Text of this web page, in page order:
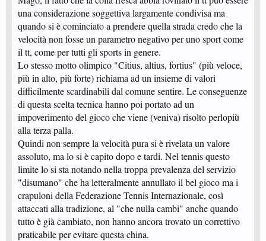
una considerazione soggettiva largamente condivisa ma
quando si è cominciato a prendere quella strada credo che la
velocità non fosse un parametro negativo per uno sport come
il tt, come per tutti gli sports in genere.
Lo stesso motto olimpico "Citius, altius, fortius" (più veloce,
più in alto, più forte) richiama ad un insieme di valori
difficilmente scardinabili dal comune sentire. Le conseguenze
di questa scelta tecnica hanno poi portato ad un
impoverimento del gioco che viene (veniva) risolto perlopiù
alla terza palla.
Quindi non sempre la velocità pura si è rivelata un valore
assoluto, ma lo si è capito dopo e tardi. Nel tennis questo
limite lo si sta notando nella troppa prevalenza del servizio
"disumano" che ha letteralmente annullato il bel gioco ma i
crapuloni della Federazione Tennis Internazionale, così
attaccati alla tradizione, al "che nulla cambi" anche quando
tutto è già cambiato, non hanno ancora trovato un correttivo
praticabile per evitare questa china.